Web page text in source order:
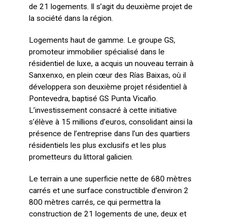
de 21 logements. Il s’agit du deuxième projet de
la société dans la région.
Logements haut de gamme. Le groupe GS,
promoteur immobilier spécialisé dans le
résidentiel de luxe, a acquis un nouveau terrain à
Sanxenxo, en plein cœur des Rías Baixas, où il
développera son deuxième projet résidentiel à
Pontevedra, baptisé GS Punta Vicaño.
L’investissement consacré à cette initiative
s’élève à 15 millions d’euros, consolidant ainsi la
présence de l’entreprise dans l’un des quartiers
résidentiels les plus exclusifs et les plus
prometteurs du littoral galicien.
Le terrain a une superficie nette de 680 mètres
carrés et une surface constructible d’environ 2
800 mètres carrés, ce qui permettra la
construction de 21 logements de une, deux et